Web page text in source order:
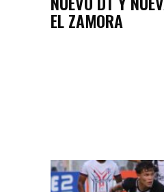
EL ZAMORA